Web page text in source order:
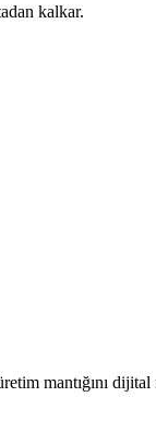
kalkar.
mantığını dijital